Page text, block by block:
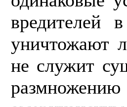
вредителей
уничтожают
не служит